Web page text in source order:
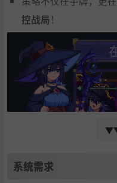
控战局！
系统需求